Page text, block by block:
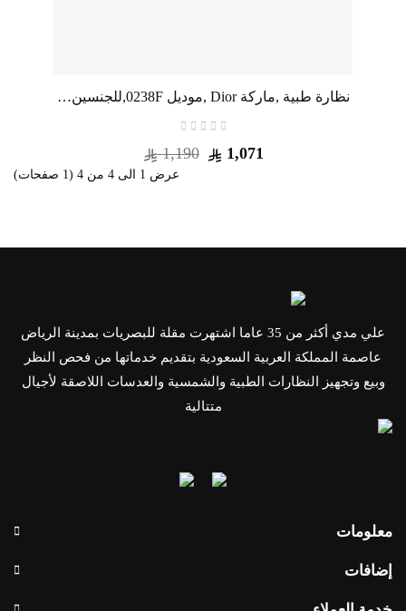
نظارة طبية ,ماركة Dior ,موديل 0238F,للجنسين,مستدير , لون اطار فضي ,عدسة شفاف,خليط معدني
1,071
1,190
عرض 1 الى 4 من 4 (1 صفحات)
علي مدي أكثر من 35 عاما اشتهرت مقلة للبصريات بمدينة الرياض
عاصمة المملكة العربية السعودية بتقديم خدماتها من فحص النظر
وبيع وتجهيز النظارات الطبية والشمسية والعدسات اللاصقة لأجيال
متتالية
معلومات
إضافات